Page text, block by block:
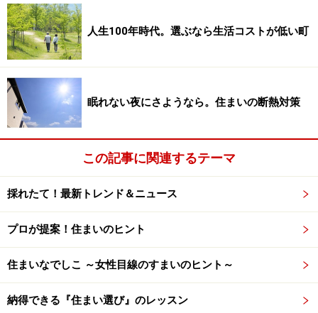
高いところの窓は、予想通り掃除が大変だった……
引っ越して数度体験した台風でも、一戸建てならでは、
を実感した。マンションでは、ベランダの植木鉢を数
個、移動させれば済んだことが、さすがにそうはいかな
い。
人生100年時代。選ぶなら生活コストが低い町
眠れない夜にさようなら。住まいの断熱対策
この記事に関連するテーマ
採れたて！最新トレンド＆ニュース
プロが提案！住まいのヒント
住まいなでしこ ～女性目線のすまいのヒント～
納得できる『住まい選び』のレッスン